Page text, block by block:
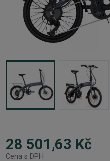
28 501,63 Kč
Cena s DPH